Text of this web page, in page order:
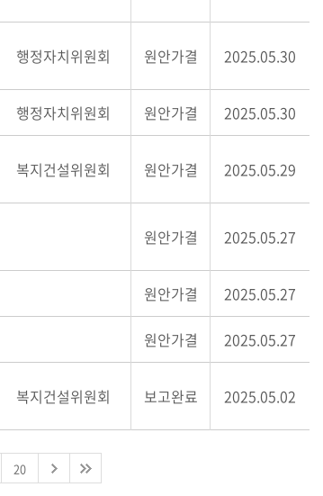
행정자치위원회 원안가결 2025.05.30
행정자치위원회 원안가결 2025.05.30
복지건설위원회 원안가결 2025.05.29
원안가결 2025.05.27
원안가결 2025.05.27
원안가결 2025.05.27
복지건설위원회 보고완료 2025.05.02
20